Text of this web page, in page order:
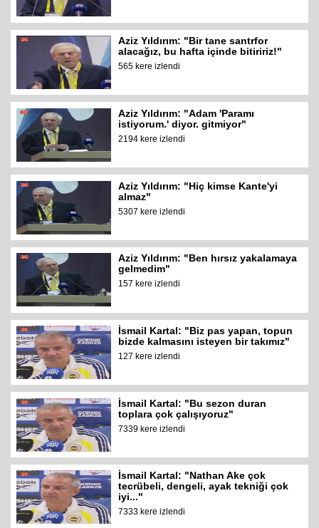
Aziz Yıldırım: "Bir tane santrfor
alacağız, bu hafta içinde bitiririz!"
565 kere izlendi
Aziz Yıldırım: "Adam 'Paramı
istiyorum.' diyor. gitmiyor"
2194 kere izlendi
Aziz Yıldırım: "Hiç kimse Kante'yi
almaz"
5307 kere izlendi
Aziz Yıldırım: "Ben hırsız yakalamaya
gelmedim"
157 kere izlendi
İsmail Kartal: "Biz pas yapan, topun
bizde kalmasını isteyen bir takımız"
127 kere izlendi
İsmail Kartal: "Bu sezon duran
toplara çok çalışıyoruz"
7339 kere izlendi
İsmail Kartal: "Nathan Ake çok
tecrübeli, dengeli, ayak tekniği çok
iyi..."
7333 kere izlendi